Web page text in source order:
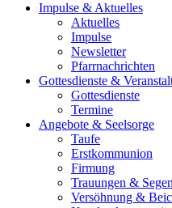
Impulse & Aktuelles
Aktuelles
Impulse
Newsletter
Pfarrnachrichten
Gottesdienste &
Gottesdienste
Termine
Angebote & Seelsorge
Taufe
Erstkommunion
Firmung
Trauungen &
Versöhnung &